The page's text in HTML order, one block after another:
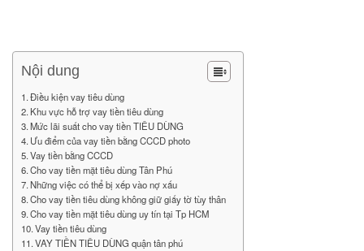
Nội dung
Điều kiện vay tiêu dùng
Khu vực hỗ trợ vay tiền tiêu dùng
Mức lãi suất cho vay tiền TIÊU DÙNG
Ưu điểm của vay tiền bằng CCCD photo
Vay tiền bằng CCCD
Cho vay tiền mặt tiêu dùng Tân Phú
Những việc có thể bị xếp vào nợ xấu
Cho vay tiền tiêu dùng không giữ giấy tờ tùy thân
Cho vay tiền mặt tiêu dùng uy tín tại Tp HCM
Vay tiền tiêu dùng
VAY TIỀN TIÊU DÙNG quận tân phú